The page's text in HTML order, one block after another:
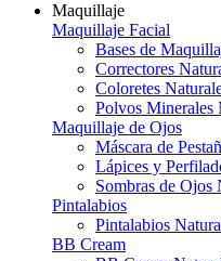
Maquillaje
Maquillaje Facial
Bases de
Correctores
Coloretes
Polvos Minerales
Maquillaje de Ojos
Máscara de
Lápices y
Sombras de Ojos
Pintalabios
Pintalabios
BB Cream